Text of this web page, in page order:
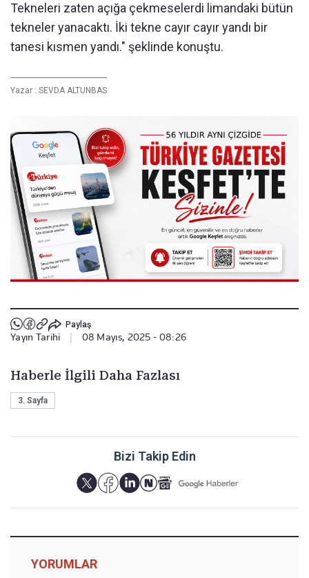
Tekneleri zaten açığa çekmeselerdi limandaki bütün
tekneler yanacaktı. İki tekne cayır cayır yandı bir
tanesi kısmen yandı." şeklinde konuştu.
Yazar : SEVDA ALTUNBAS
Paylaş
Yayın Tarihi 08 Mayıs, 2025 - 08:26
Haberle İlgili Daha Fazlası
3. Sayfa
Bizi Takip Edin
YORUMLAR